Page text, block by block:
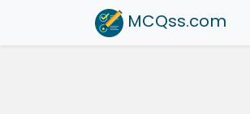
MCQss.com